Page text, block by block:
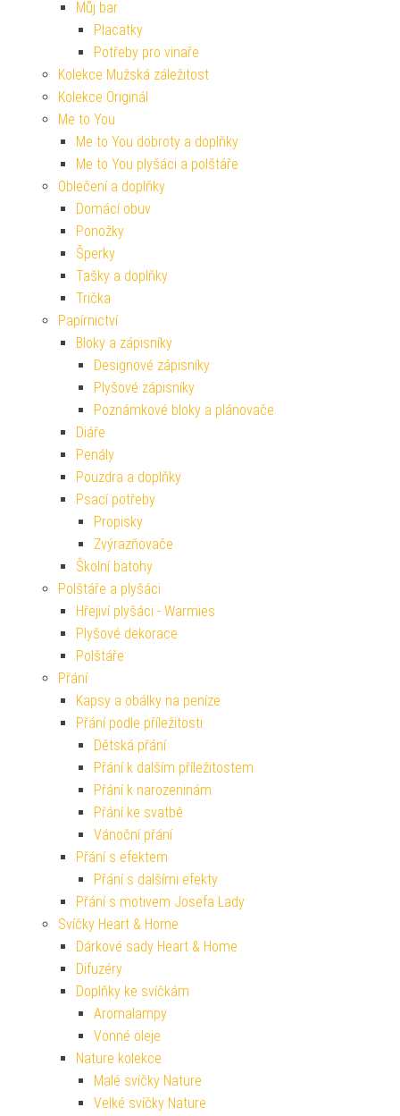
Můj bar
Placatky
Potřeby pro vinaře
Kolekce Mužská záležitost
Kolekce Originál
Me to You
Me to You dobroty a doplňky
Me to You plyšáci a polštáře
Oblečení a doplňky
Domácí obuv
Ponožky
Šperky
Tašky a doplňky
Trička
Papírnictví
Bloky a zápisníky
Designové zápisníky
Plyšové zápisníky
Poznámkové bloky a plánovače
Diáře
Penály
Pouzdra a doplňky
Psací potřeby
Propisky
Zvýrazňovače
Školní batohy
Polštáře a plyšáci
Hřejiví plyšáci - Warmies
Plyšové dekorace
Polštáře
Přání
Kapsy a obálky na peníze
Přání podle příležitosti
Dětská přání
Přání k dalším příležitostem
Přání k narozeninám
Přání ke svatbě
Vánoční přání
Přání s efektem
Přání s dalšími efekty
Přání s motivem Josefa Lady
Svíčky Heart & Home
Dárkové sady Heart & Home
Difuzéry
Doplňky ke svíčkám
Aromalampy
Vonné oleje
Nature kolekce
Malé svíčky Nature
Velké svíčky Nature